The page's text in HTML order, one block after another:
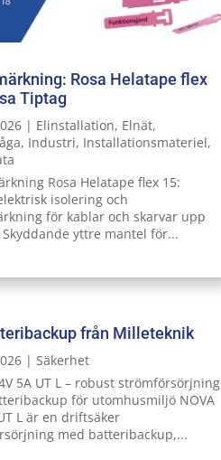
Rosa Helatape flex
Tiptag
| Elinstallation, Elnät,
, Industri, Installationsmateriel,
Rosa Helatape flex 15:
isolering och
för kablar och skarvar upp
yttre mantel för...
från Milleteknik
| Säkerhet
5A UT L – robust strömförsörjning
för utomhusmiljö NOVA
L är en driftsäker
med batteribackup,...